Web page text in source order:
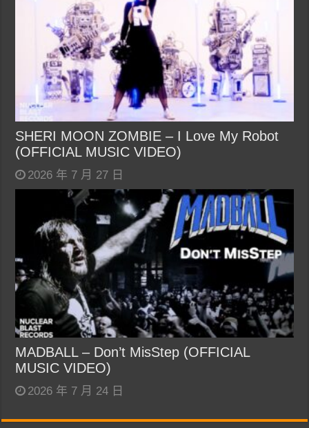
SHERI MOON ZOMBIE – I Love My Robot
(OFFICIAL MUSIC VIDEO)
2026 年 7 月 27 日
MADBALL – Don’t MisStep (OFFICIAL
MUSIC VIDEO)
2026 年 7 月 24 日